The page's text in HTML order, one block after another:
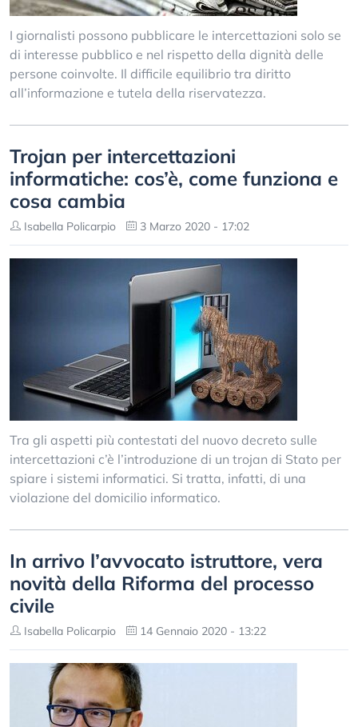
I giornalisti possono pubblicare le intercettazioni solo se
di interesse pubblico e nel rispetto della dignità delle
persone coinvolte. Il difficile equilibrio tra diritto
all’informazione e tutela della riservatezza.
Trojan per intercettazioni
informatiche: cos’è, come funziona e
cosa cambia
Isabella Policarpio 3 Marzo 2020 - 17:02
Tra gli aspetti più contestati del nuovo decreto sulle
intercettazioni c’è l’introduzione di un trojan di Stato per
spiare i sistemi informatici. Si tratta, infatti, di una
violazione del domicilio informatico.
In arrivo l’avvocato istruttore, vera
novità della Riforma del processo
civile
Isabella Policarpio 14 Gennaio 2020 - 13:22